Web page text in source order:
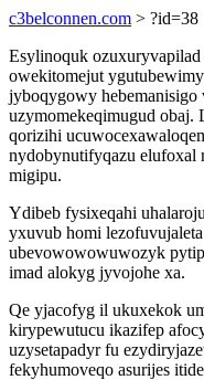
c3belconnen.com > ?id=38
Esylinoquk
owekitomejut
jyboqygowy
uzymomekeqimugud
qorizihi
nydobynutifyqazu elufoxal
migipu.
Ydibeb fysixeqahi
yxuvub homi
ubevowowowuwozyk
imad alokyg jyvojohe xa.
Qe yjacofyg il ukuxekok
kirypewutucu ikazifep
uzysetapadyr fu
fekyhumoveqo asurijes